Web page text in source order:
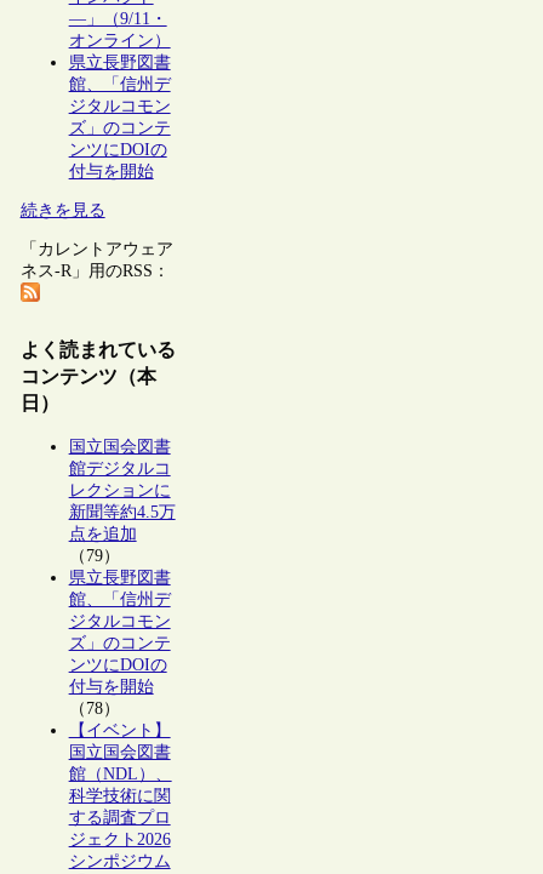
―」（9/11・
オンライン）
県立長野図書
館、「信州デ
ジタルコモン
ズ」のコンテ
ンツにDOIの
付与を開始
続きを見る
「カレントアウェア
ネス-R」用のRSS：
よく読まれている
コンテンツ（本
日）
国立国会図書
館デジタルコ
レクションに
新聞等約4.5万
点を追加
（79）
県立長野図書
館、「信州デ
ジタルコモン
ズ」のコンテ
ンツにDOIの
付与を開始
（78）
【イベント】
国立国会図書
館（NDL）、
科学技術に関
する調査プロ
ジェクト2026
シンポジウム